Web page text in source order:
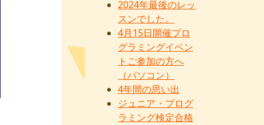
2024年最後のレッ
スンでした。
4月15日開催プロ
グラミングイベン
トご参加の方へ
（パソコン）
4年間の思い出
ジュニア・プログ
ラミング検定合格